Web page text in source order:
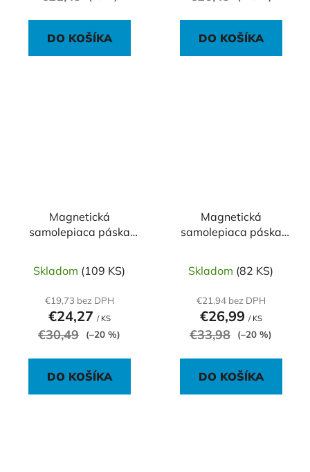
DO KOŠÍKA DO KOŠÍKA
Magnetická
samolepiaca páska
Skladom (109 KS)
€19,73 bez DPH
€24,27 / KS
€30,49 (–20 %)
DO KOŠÍKA
Magnetická
samolepiaca páska
Skladom (82 KS)
€21,94 bez DPH
€26,99 / KS
€33,98 (–20 %)
DO KOŠÍKA